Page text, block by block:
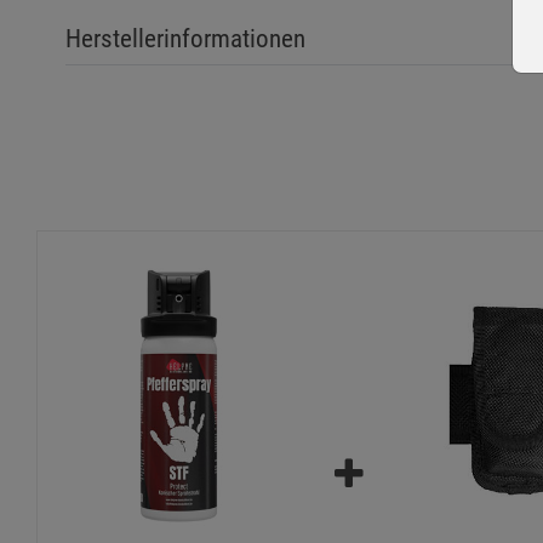
H229 Behälter steht unter Druck: Kann bei
Sicherheitshinweise:
P101 Ist ärztlicher Rat erforderlich, Verpackung oder
P102 Darf nicht in die Hände von Kindern gelangen.
P103 Lesen Sie sämtliche Anweisungen aufmerksam und
P210 Von Hitze, heißen Oberflächen, Funken, offenen
P211 Nicht gegen offene Flamme oder andere Zündquelle
P251 Nicht durchstechen oder verbrennen, auch nicht nach
P280 Schutzhandschuhe/Schutzkleidung/Augenschutz/
P410+P412 Vor Sonnenbestrahlung schützen und nicht
Herstellerinformationen